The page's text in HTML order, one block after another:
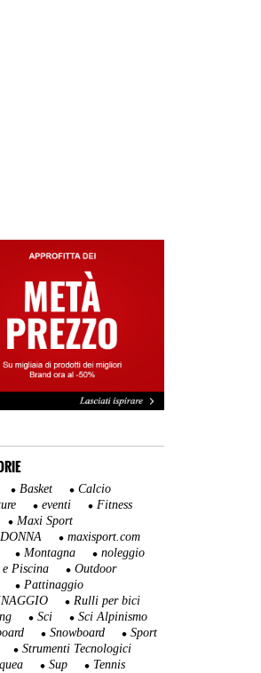
Basket
Calcio
eventi
Fitness
Maxi Sport
maxisport.com
Montagna
noleggio
Piscina
Outdoor
Pattinaggio
Rulli per bici
Sci
Sci Alpinismo
Snowboard
Sport
Strumenti Tecnologici
Sup
Tennis